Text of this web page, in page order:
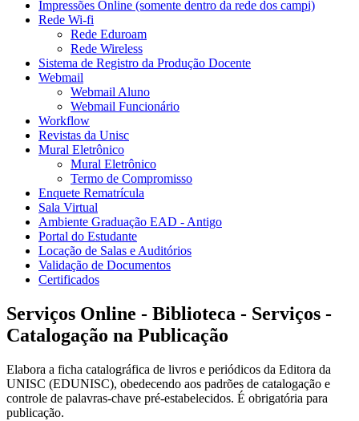
Impressões Online (somente dentro da rede dos campi)
Rede Wi-fi
Rede Eduroam
Rede Wireless
Sistema de Registro da Produção Docente
Webmail
Webmail Aluno
Webmail Funcionário
Workflow
Revistas da Unisc
Mural Eletrônico
Mural Eletrônico
Termo de Compromisso
Enquete Rematrícula
Sala Virtual
Ambiente Graduação EAD - Antigo
Portal do Estudante
Locação de Salas e Auditórios
Validação de Documentos
Certificados
Serviços Online - Biblioteca - Serviços -
Catalogação na Publicação
Elabora a ficha catalográfica de livros e periódicos da Editora da
UNISC (EDUNISC), obedecendo aos padrões de catalogação e
controle de palavras-chave pré-estabelecidos. É obrigatória para
publicação.